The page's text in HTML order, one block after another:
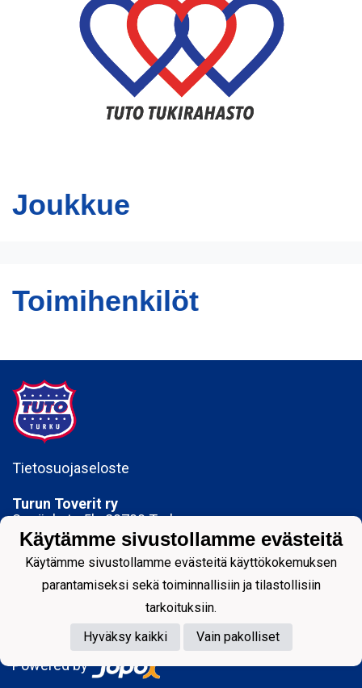
Joukkue
Toimihenkilöt
Tietosuojaseloste
Turun Toverit ry
Sepänkatu 5b, 20700 Turku
toimisto@tuto.fi
Y-tunnus: 0142329-1
Powered by
Käytämme sivustollamme evästeitä
Käytämme sivustollamme evästeitä käyttökokemuksen
parantamiseksi sekä toiminnallisiin ja tilastollisiin
tarkoituksiin.
Hyväksy kaikki
Vain pakolliset